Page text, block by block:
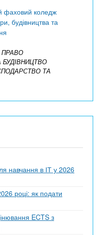
фаховий коледж
будівництва та
ПРАВО
ТА
навчання в ІТ у 2026
році: як подати
ECTS з